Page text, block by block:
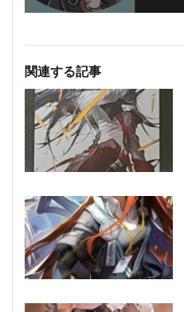
関連する記事